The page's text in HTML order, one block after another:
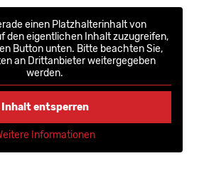
einen Platzhalterinhalt von
den eigentlichen Inhalt zuzugreifen,
Button unten. Bitte beachten Sie,
an Drittanbieter weitergegeben
werden.
Inhalt entsperren
Informationen